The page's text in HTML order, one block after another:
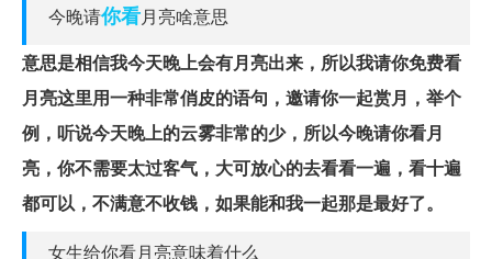
今晚请你看月亮啥意思
意思是相信我今天晚上会有月亮出来，所以我请你免费看
月亮这里用一种非常俏皮的语句，邀请你一起赏月，举个
例，听说今天晚上的云雾非常的少，所以今晚请你看月
亮，你不需要太过客气，大可放心的去看看一遍，看十遍
都可以，不满意不收钱，如果能和我一起那是最好了。
女生给你看月亮意味着什么